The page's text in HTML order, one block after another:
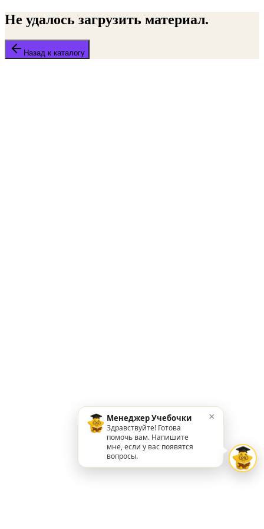
Не удалось загрузить материал.
Назад к каталогу
Менеджер Учебочки
Здравствуйте! Готова
помочь вам. Напишите
мне, если у вас появятся
вопросы.
×